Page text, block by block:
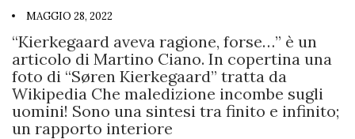
MAGGIO 28, 2022
“Kierkegaard aveva ragione, forse…” è un
articolo di Martino Ciano. In copertina una
foto di “Søren Kierkegaard” tratta da
Wikipedia Che maledizione incombe sugli
uomini! Sono una sintesi tra finito e infinito;
un rapporto interiore